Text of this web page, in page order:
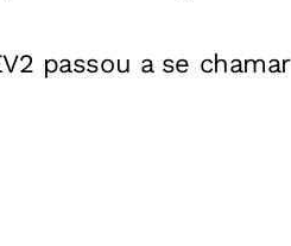
passou a se chamar